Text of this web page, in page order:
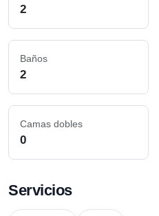
2
Baños
2
Camas dobles
0
Servicios